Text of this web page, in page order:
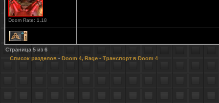
Doom Rate: 1.18
1
Страница 5из 6
Список разделов - Doom 4, Rage - Транспорт в Doom 4